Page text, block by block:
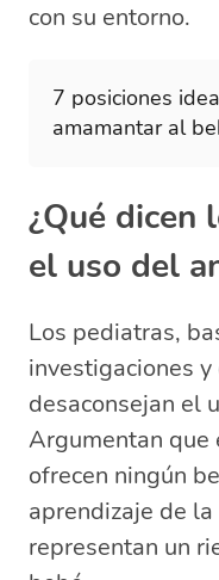
con su entorno.
7 posiciones
amamantar al
¿Qué dicen
el uso del
Los pediatras,
investigaciones
desaconsejan el
Argumentan que
ofrecen ningún
aprendizaje de
representan un